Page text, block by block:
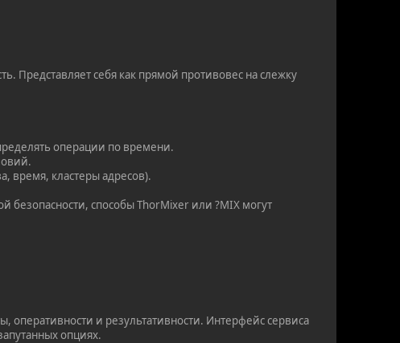
Представляет себя как прямой противовес на слежку
операции по времени.
время, кластеры адресов).
безопасности, способы ThorMixer или ?MIX могут
оперативности и результативности. Интерфейс сервиса
опциях.